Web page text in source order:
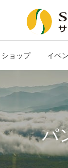
ショップ イベ
パ